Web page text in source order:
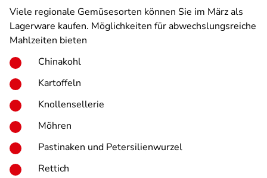
Viele regionale Gemüsesorten können Sie im März als
Lagerware kaufen. Möglichkeiten für abwechslungsreiche
Mahlzeiten bieten
Chinakohl
Kartoffeln
Knollensellerie
Möhren
Pastinaken und Petersilienwurzel
Rettich